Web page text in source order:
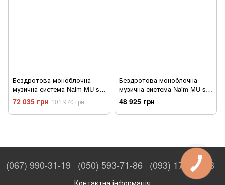
Бездротова моноблочна
музична система Naim MU-so
2
72 035 грн 101 970 грн
Бездротова моноблочна
музична система Naim MU-so
Qb 2
48 925 грн
(067) 990-31-19 (050) 593-71-86 (093) 170-27-53